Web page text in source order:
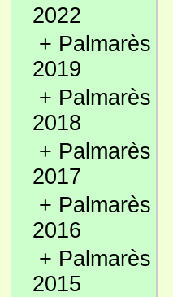
2022
+ Palmarès
2019
+ Palmarès
2018
+ Palmarès
2017
+ Palmarès
2016
+ Palmarès
2015